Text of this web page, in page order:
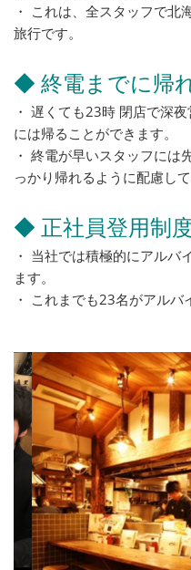
・ これは、全スタッフで北
旅行です。
◆ 終電までに帰
・ 遅くても23時 閉店で深
には帰ることができます。
・ 終電が早いスタッフには
っかり帰れるように配慮して
◆ 正社員登用制
・ 当社では積極的にアルバ
ます。
・ これまでも23名がアルバ